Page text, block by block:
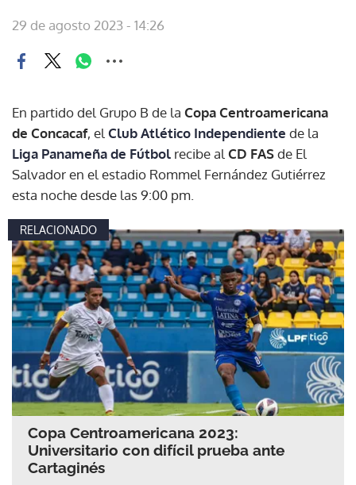
29 de agosto 2023 - 14:26
En partido del Grupo B de la Copa Centroamericana
de Concacaf, el Club Atlético Independiente de la
Liga Panameña de Fútbol recibe al CD FASde El
Salvador en el estadio Rommel Fernández Gutiérrez
esta noche desde las 9:00 pm.
RELACIONADO
Copa Centroamericana 2023:
Universitario con difícil prueba ante
Cartaginés